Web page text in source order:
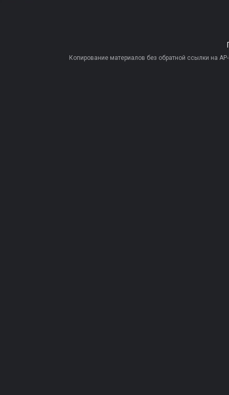
Копирование материалов без обратной ссылки на